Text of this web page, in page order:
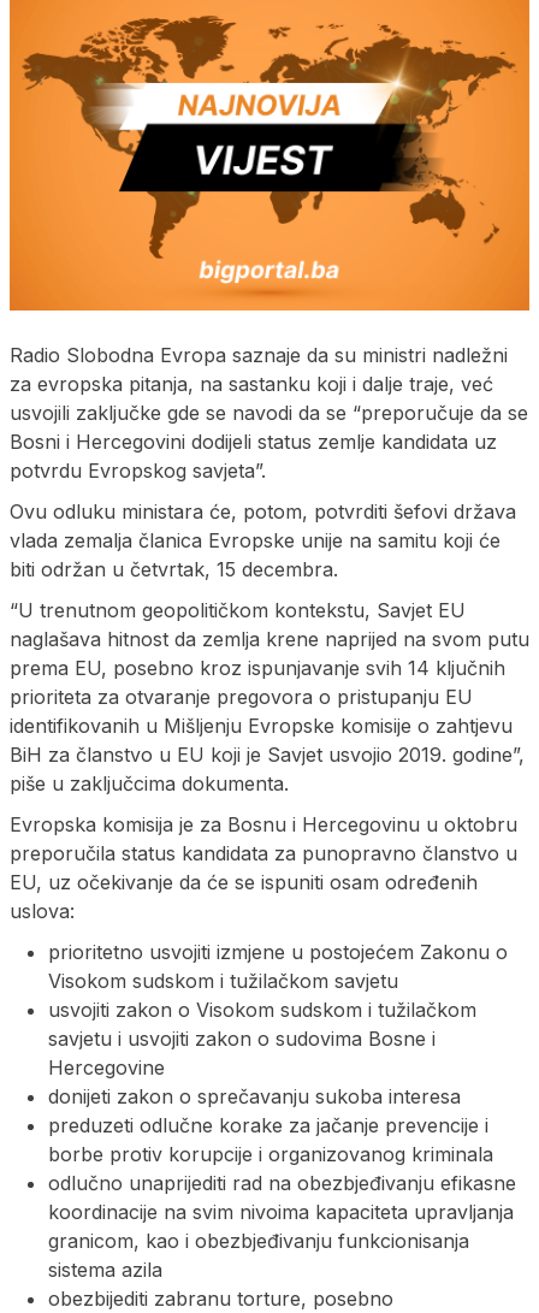
Radio Slobodna Evropa saznaje da su ministri nadležni
za evropska pitanja, na sastanku koji i dalje traje, već
usvojili zaključke gde se navodi da se “preporučuje da se
Bosni i Hercegovini dodijeli status zemlje kandidata uz
potvrdu Evropskog savjeta”.
Ovu odluku ministara će, potom, potvrditi šefovi država
vlada zemalja članica Evropske unije na samitu koji će
biti održan u četvrtak, 15 decembra.
“U trenutnom geopolitičkom kontekstu, Savjet EU
naglašava hitnost da zemlja krene naprijed na svom putu
prema EU, posebno kroz ispunjavanje svih 14 ključnih
prioriteta za otvaranje pregovora o pristupanju EU
identifikovanih u Mišljenju Evropske komisije o zahtjevu
BiH za članstvo u EU koji je Savjet usvojio 2019. godine”,
piše u zaključcima dokumenta.
Evropska komisija je za Bosnu i Hercegovinu u oktobru
preporučila status kandidata za punopravno članstvo u
EU, uz očekivanje da će se ispuniti osam određenih
uslova:
prioritetno usvojiti izmjene u postojećem Zakonu o
Visokom sudskom i tužilačkom savjetu
usvojiti zakon o Visokom sudskom i tužilačkom
savjetu i usvojiti zakon o sudovima Bosne i
Hercegovine
donijeti zakon o sprečavanju sukoba interesa
preduzeti odlučne korake za jačanje prevencije i
borbe protiv korupcije i organizovanog kriminala
odlučno unaprijediti rad na obezbjeđivanju efikasne
koordinacije na svim nivoima kapaciteta upravljanja
granicom, kao i obezbjeđivanju funkcionisanja
sistema azila
obezbijediti zabranu torture, posebno